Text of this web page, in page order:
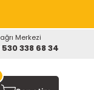
Merkezi
530 338 68 34